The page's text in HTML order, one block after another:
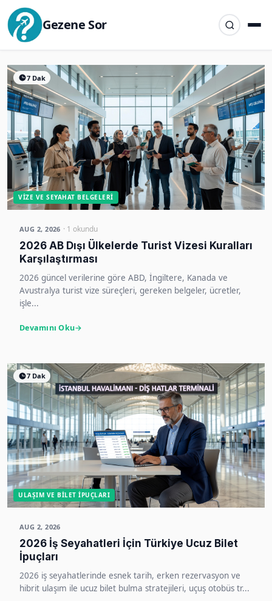
Gezene Sor
7 Dak
VIZE VE SEYAHAT BELGELERI
AUG 2, 2026 · 1 okundu
2026 AB Dışı Ülkelerde Turist Vizesi Kuralları
Karşılaştırması
2026 güncel verilerine göre ABD, İngiltere, Kanada ve
Avustralya turist vize süreçleri, gereken belgeler, ücretler,
işle...
Devamını Oku
7 Dak
ULAŞIM VE BILET İPUÇLARI
AUG 2, 2026
2026 İş Seyahatleri İçin Türkiye Ucuz Bilet
İpuçları
2026 iş seyahatlerinde esnek tarih, erken rezervasyon ve
hibrit ulaşım ile ucuz bilet bulma stratejileri, uçuş otobüs tr...